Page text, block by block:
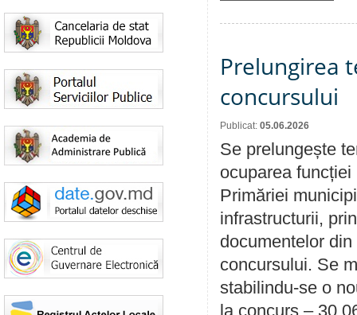
Prelungirea
concursului
Publicat: 05.06.2026
Se prelungește
ocuparea
Primăriei
infrastructurii,
documentelor
concursului. Se
stabilindu-se o
la concurs –